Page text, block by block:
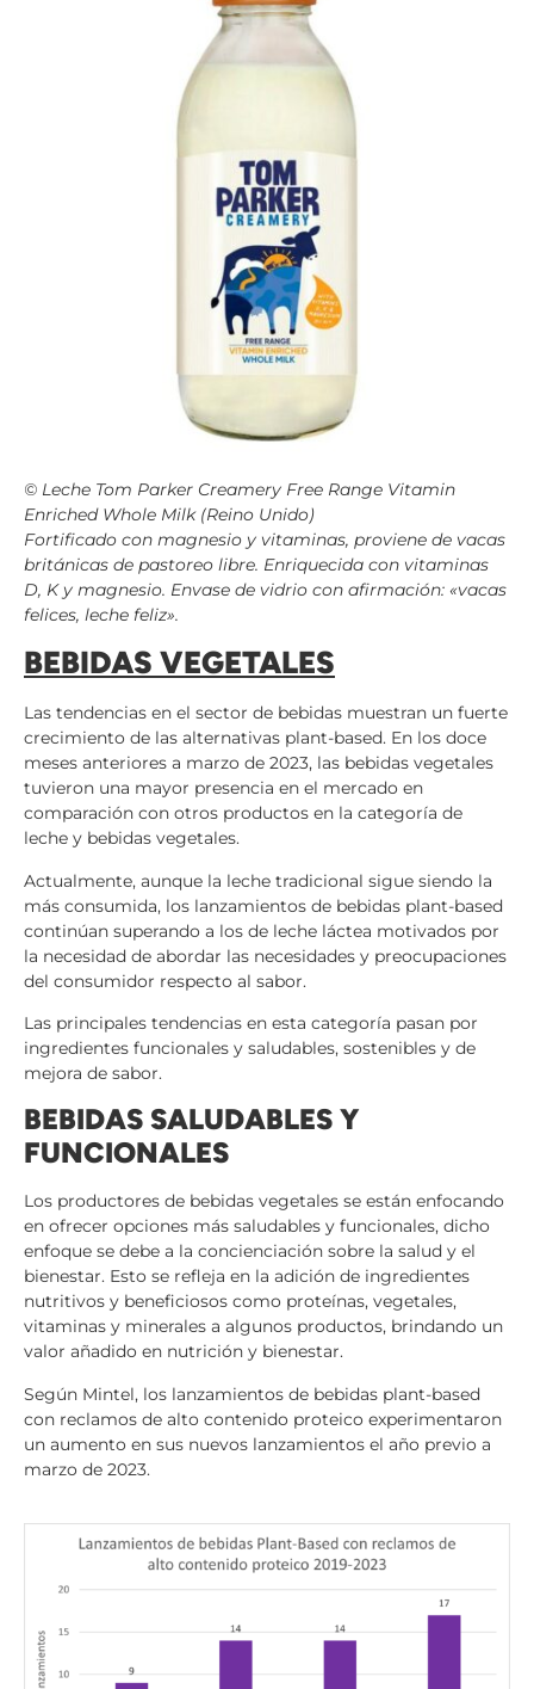
© Leche Tom Parker Creamery Free Range Vitamin
Enriched Whole Milk (Reino Unido)
Fortificado con magnesio y vitaminas, proviene de vacas
británicas de pastoreo libre. Enriquecida con vitaminas
D, K y magnesio. Envase de vidrio con afirmación: «vacas
felices, leche feliz».
BEBIDAS VEGETALES
Las tendencias en el sector de bebidas muestran un fuerte
crecimiento de las alternativas plant-based. En los doce
meses anteriores a marzo de 2023, las bebidas vegetales
tuvieron una mayor presencia en el mercado en
comparación con otros productos en la categoría de
leche y bebidas vegetales.
Actualmente, aunque la leche tradicional sigue siendo la
más consumida, los lanzamientos de bebidas plant-based
continúan superando a los de leche láctea motivados por
la necesidad de abordar las necesidades y preocupaciones
del consumidor respecto al sabor.
Las principales tendencias en esta categoría pasan por
ingredientes funcionales y saludables, sostenibles y de
mejora de sabor.
BEBIDAS SALUDABLES Y
FUNCIONALES
Los productores de bebidas vegetales se están enfocando
en ofrecer opciones más saludables y funcionales, dicho
enfoque se debe a la concienciación sobre la salud y el
bienestar. Esto se refleja en la adición de ingredientes
nutritivos y beneficiosos como proteínas, vegetales,
vitaminas y minerales a algunos productos, brindando un
valor añadido en nutrición y bienestar.
Según Mintel, los lanzamientos de bebidas plant-based
con reclamos de alto contenido proteico experimentaron
un aumento en sus nuevos lanzamientos el año previo a
marzo de 2023.